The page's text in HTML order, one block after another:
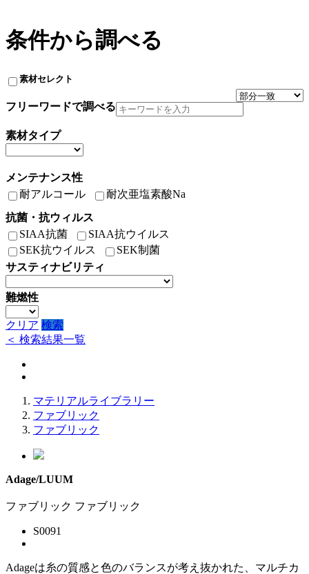
条件から調べる
素材セレクト
フリーワードで調べる
素材タイプ
メンテナンス性
耐アルコール
耐次亜塩素酸Na
抗菌・抗ウィルス
SIAA抗菌
SIAA抗ウイルス
SEK抗ウイルス
SEK制菌
サスティナビリティ
難燃性
クリア 検索
＜ 検索結果一覧
マテリアルライブラリー
ファブリック
ファブリック
Adage/LUUM
ファブリック ファブリック
S0091
Adageは糸の質感と色のバランスが考え抜かれた、マルチカ